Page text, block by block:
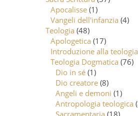
Apocalisse (1)
Vangeli dell'infanzia (4)
Teologia (48)
Apologetica (17)
Introduzione alla teologia
Teologia Dogmatica (76)
Dio in sé (1)
Dio creatore (8)
Angeli e demoni (1)
Antropologia teologica